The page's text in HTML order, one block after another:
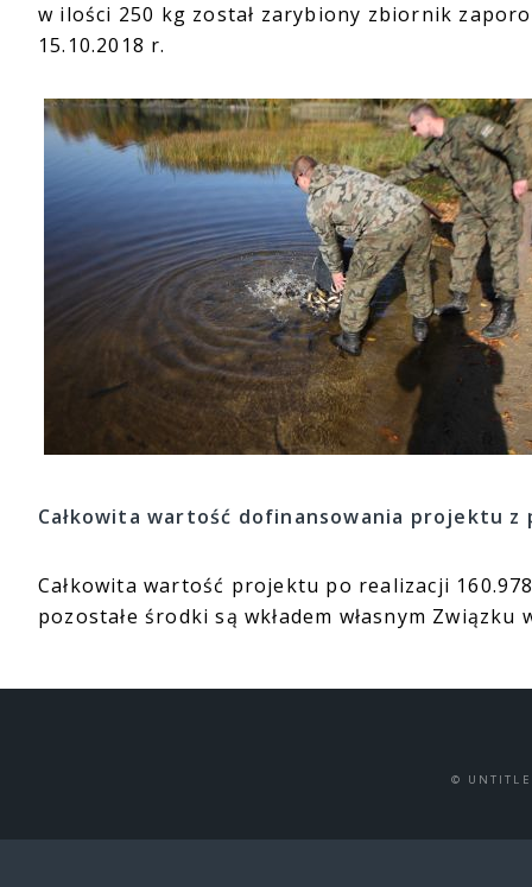
w ilości 250 kg został zarybiony zbiornik
15.10.2018 r.
Całkowita wartość dofinansowania projektu z
Całkowita wartość projektu po realizacji
pozostałe środki są wkładem własnym
©